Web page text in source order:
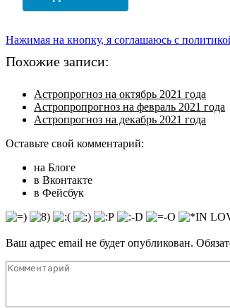
Нажимая на кнопку, я соглашаюсь с
Похожие записи:
Астропрогноз на октябрь 2021 года
Астропропрогноз на февраль 2021 года
Астропрогноз на декабрь 2021 года
Оставьте свой комментарий:
на Блоге
в Вконтакте
в Фейсбук
Ваш адрес email не будет опубликован.
Комментарий